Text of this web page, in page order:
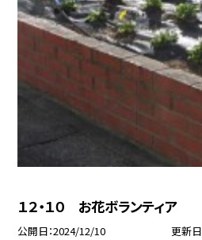
１２・１０ お花ボランティア
公開日 2024/12/10 更新日